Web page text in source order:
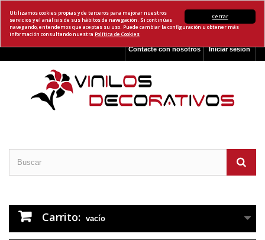
Cerrar
Utilizamos cookies propias y de terceros para mejorar nuestros
servicios y el análisis de sus hábitos de navegación. Si continúas
navegando, entendemos que aceptas su uso. Puede cambiar la configuración u obtener más
información consultando nuestra Política de Cookies
Iniciar sesión
Contacte con nosotros
Carrito: vacío